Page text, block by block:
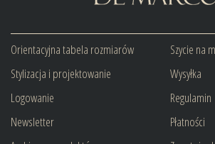
Orientacyjna tabela rozmiarów
Stylizacja i projektowanie
Logowanie
Newsletter
Szycie na
Wysyłka
Regulamin
Płatności